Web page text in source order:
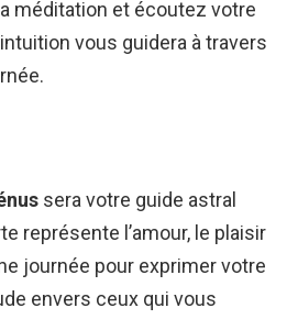
méditation et écoutez votre
vous guidera à travers
sera votre guide astral
représente l’amour, le plaisir
journée pour exprimer votre
envers ceux qui vous